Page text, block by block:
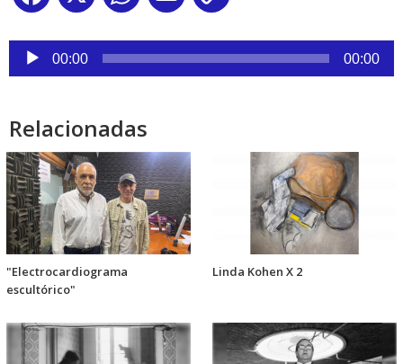
Reproductor
audio
00:00 00:00
Relacionadas
"Electrocardiograma
escultórico"
Linda Kohen X 2